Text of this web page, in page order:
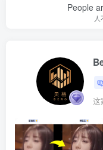
People
这